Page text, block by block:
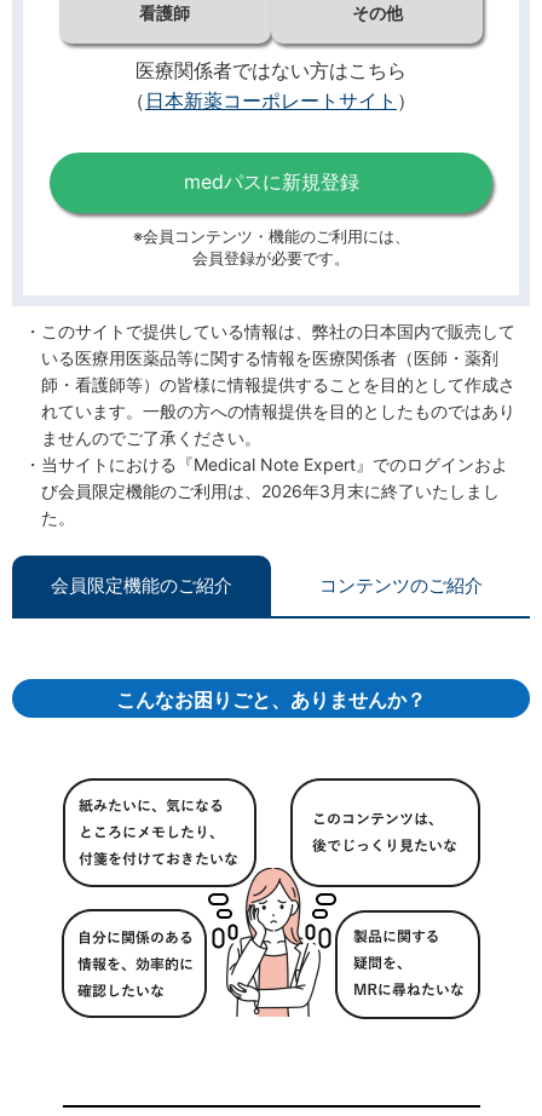
看護師 その他
医療関係者ではない方はこちら
（ 日本新薬コーポレートサイト ）
medパスに新規登録
※会員コンテンツ・機能のご利用には、
会員登録が必要です。
このサイトで提供している情報は、弊社の日本国内で販売して
いる医療用医薬品等に関する情報を医療関係者（医師・薬剤
師・看護師等）の皆様に情報提供することを目的として作成さ
れています。一般の方への情報提供を目的としたものではあり
ませんのでご了承ください。
当サイトにおける『Medical Note Expert』でのログインおよ
び会員限定機能のご利用は、2026年3月末に終了いたしまし
た。
会員限定機能のご紹介 コンテンツのご紹介
こんなお困りごと、ありませんか？